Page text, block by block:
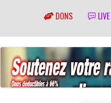
DONS LIVE